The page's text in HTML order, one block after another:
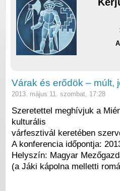
Várak és erődök – múlt,
2013. május 11. szombat, 17:28
Szeretettel meghívjuk a
kulturális
várfesztivál keretében
A konferencia időpontja:
Helyszín: Magyar
(a Jáki kápolna melletti